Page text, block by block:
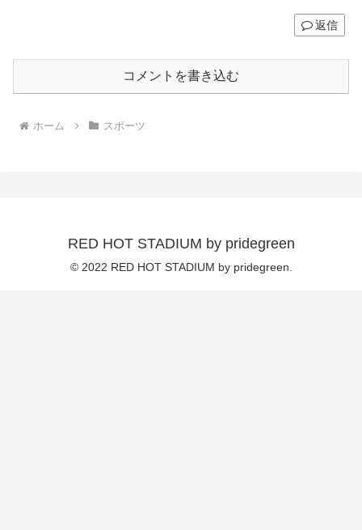
返信
コメントを書き込む
ホーム スポーツ
RED HOT STADIUM by pridegreen
© 2022 RED HOT STADIUM by pridegreen.